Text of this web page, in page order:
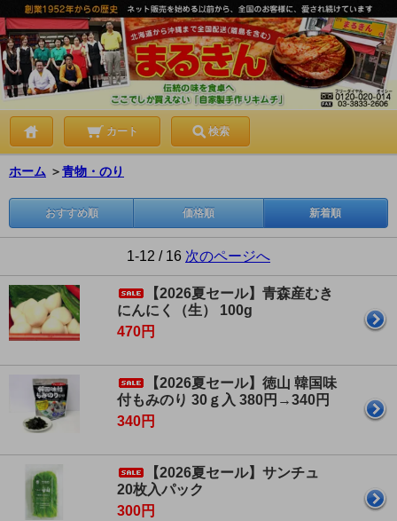
カート 検索
ホーム ＞青物・のり
おすすめ順 価格順 新着順
1-12 / 16 次のページへ
【2026夏セール】青森産むき
にんにく（生） 100g
470円
【2026夏セール】徳山 韓国味
付もみのり 30ｇ入 380円→340円
340円
【2026夏セール】サンチュ
20枚入パック
300円